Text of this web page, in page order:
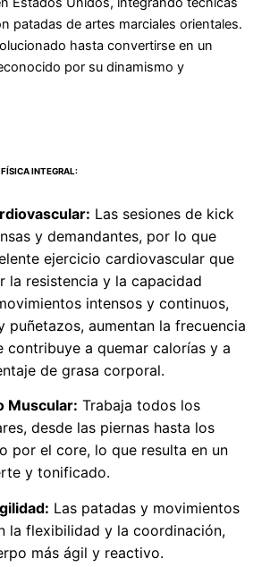
patadas de artes marciales orientales.
hasta convertirse en un
por su dinamismo y
INTEGRAL:
Las sesiones de kick
y demandantes, por lo que
ejercicio cardiovascular que
la resistencia y la capacidad
intensos y continuos,
puñetazos, aumentan la frecuencia
contribuye a quemar calorías y a
de grasa corporal.
Muscular: Trabaja todos los
desde las piernas hasta los
por el core, lo que resulta en un
y tonificado.
Las patadas y movimientos
la flexibilidad y la coordinación,
más ágil y reactivo.